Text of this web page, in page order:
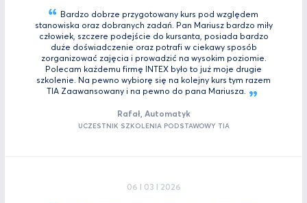
Bardzo dobrze przygotowany kurs pod względem
stanowiska oraz dobranych zadań. Pan Mariusz bardzo miły
człowiek, szczere podejście do kursanta, posiada bardzo
duże doświadczenie oraz potrafi w ciekawy sposób
zorganizować zajęcia i prowadzić na wysokim poziomie.
Polecam każdemu firmę INTEX było to już moje drugie
szkolenie. Na pewno wybiorę się na kolejny kurs tym razem
TIA Zaawansowany i na pewno do pana Mariusza.
Rafał, Automatyk
UCZESTNIK SZKOLENIA PODSTAWOWY TIA
06 I 03 I 2026